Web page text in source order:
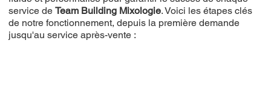
service deTeam Building Mixologie. Voici les étapes clés
de notre fonctionnement, depuis la première demande
jusqu'au service après-vente :